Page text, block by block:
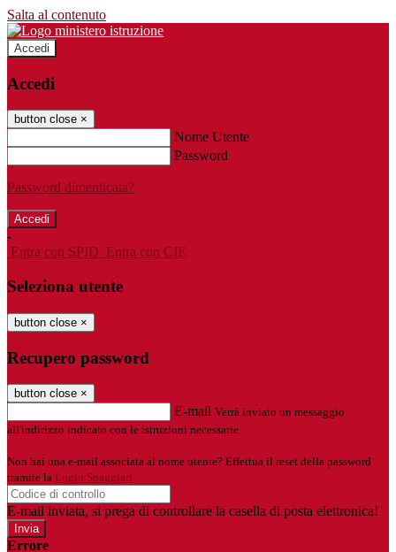
Salta al contenuto
Accedi
Accedi
button close ×
Nome Utente
Password
Password dimenticata?
-
Entra con SPID Entra con CIE
Seleziona utente
button close ×
Recupero password
button close ×
E-mail Verrà inviato un messaggio
all'indirizzo indicato con le istruzioni necessarie.
Non hai una e-mail associata al nome utente? Effettua il reset della password
tramite la Login Spaggiari
E-mail inviata, si prega di controllare la casella di posta elettronica!
Errore